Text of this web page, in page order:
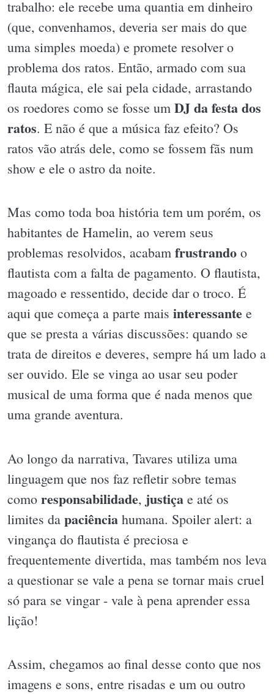
trabalho: ele recebe uma quantia em dinheiro
(que, convenhamos, deveria ser mais do que
uma simples moeda) e promete resolver o
problema dos ratos. Então, armado com sua
flauta mágica, ele sai pela cidade, arrastando
os roedores como se fosse um DJ da festa dos
ratos. E não é que a música faz efeito? Os
ratos vão atrás dele, como se fossem fãs num
show e ele o astro da noite.
Mas como toda boa história tem um porém, os
habitantes de Hamelin, ao verem seus
problemas resolvidos, acabam frustrando o
flautista com a falta de pagamento. O flautista,
magoado e ressentido, decide dar o troco. É
aqui que começa a parte mais interessante e
que se presta a várias discussões: quando se
trata de direitos e deveres, sempre há um lado a
ser ouvido. Ele se vinga ao usar seu poder
musical de uma forma que é nada menos que
uma grande aventura.
Ao longo da narrativa, Tavares utiliza uma
linguagem que nos faz refletir sobre temas
como responsabilidade, justiça e até os
limites da paciência humana. Spoiler alert: a
vingança do flautista é preciosa e
frequentemente divertida, mas também nos leva
a questionar se vale a pena se tornar mais cruel
só para se vingar - vale à pena aprender essa
lição!
Assim, chegamos ao final desse conto que nos
imagens e sons, entre risadas e um ou outro